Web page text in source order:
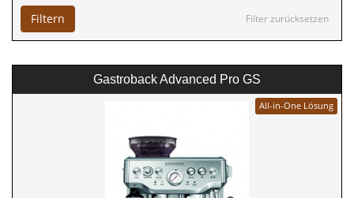
Filter zurücksetzen
Filtern
Gastroback Advanced Pro GS
All-in-One Lösung